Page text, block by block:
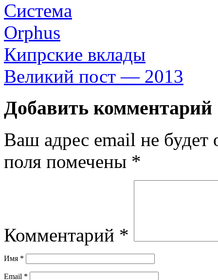
Кипрские вклады
Великий пост — 2013
Добавить комментарий
Ваш адрес email не будет
поля помечены *
Комментарий *
Имя *
Email *